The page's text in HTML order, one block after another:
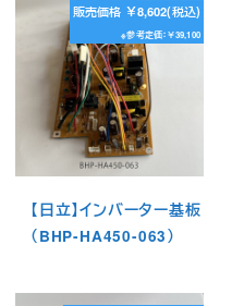
販売価格 ￥8,602(税込)
※参考定価：￥39,100
【日立】インバーター基板
（BHP-HA450-063）